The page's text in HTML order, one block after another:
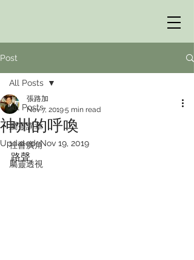
Post
All Posts
屬靈講章
社會廣角
屬靈透視
All Posts
神州的呼喚
張路加
Nov 7, 20195 min read
Updated:Nov 19, 2019
路聲